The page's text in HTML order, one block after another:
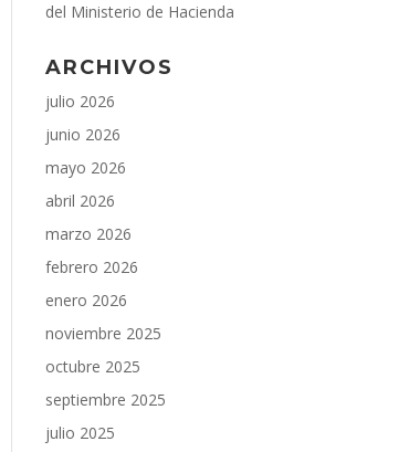
del Ministerio de Hacienda
ARCHIVOS
julio 2026
junio 2026
mayo 2026
abril 2026
marzo 2026
febrero 2026
enero 2026
noviembre 2025
octubre 2025
septiembre 2025
julio 2025